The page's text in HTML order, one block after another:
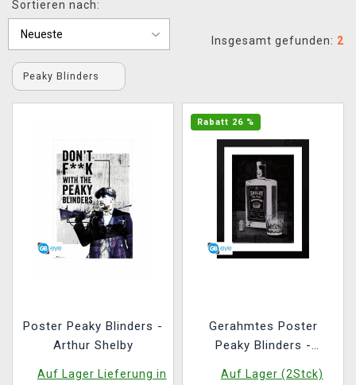
XZONE CLUB
Sortieren nach:
Insgesamt gefunden: 2
Peaky Blinders
Poster Peaky Blinders -
Arthur Shelby
Auf Lager Lieferung in
Rabatt 26 %
Gerahmtes Poster
Peaky Blinders -
Auf Lager (2Stck)